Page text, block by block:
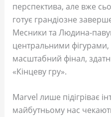
перспектива, але вже
готує грандіозне
Месники та Людина-
центральними фігурами,
масштабний фінал,
«Кінцеву гру».
Marvel лише підігріває
майбутньому нас